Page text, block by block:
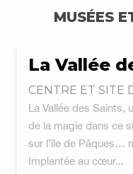
MUSÉES
La Vallée
CENTRE ET SITE
La Vallée des Saints,
de la magie dans ce
sur l’île de Pâques…
Implantée au cœur...